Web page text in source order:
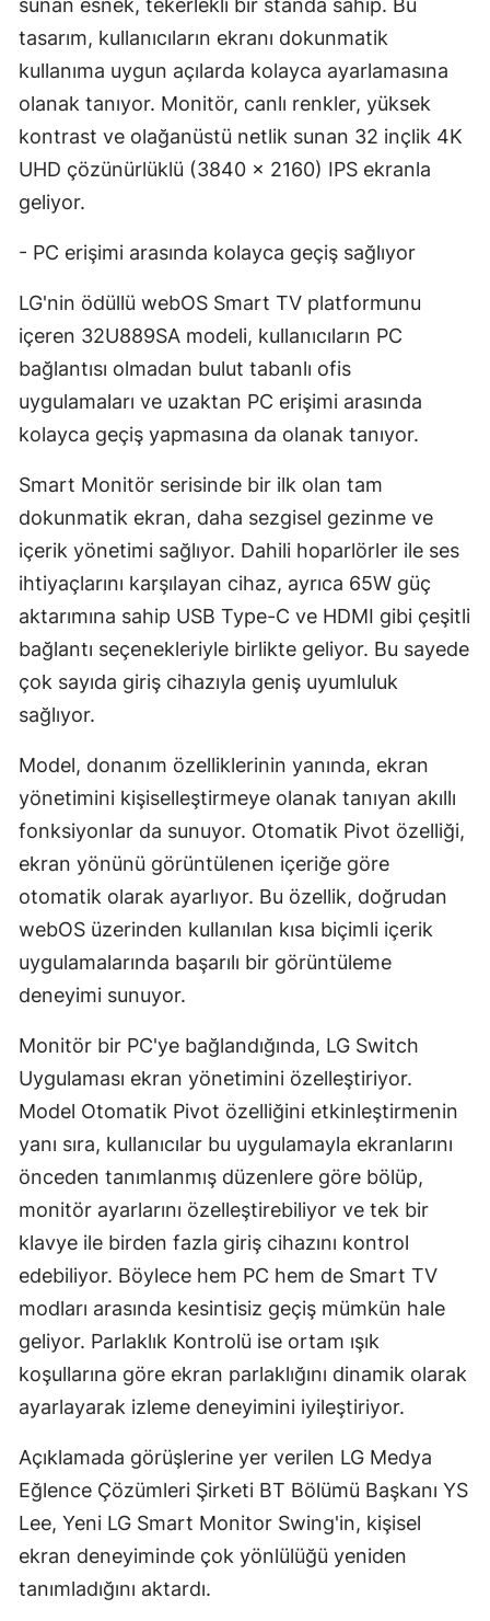
Malatya
Manisa
Kahramanmaraş
Mardin
Muş
Nevşehir
Niğde
Ordu
Rize
Sakarya
Samsun
Siirt
Sinop
Sivas
Trabzon
Tunceli
Şanlıurfa
Uşak
Van
Zonguldak
Aksaray
Bayburt
Karaman
Kırıkkale
Batman
Şırnak
Bartın
Ardahan
Iğdır
Yalova
Karabük
sunan esnek, tekerlekli bir standa sahip. Bu
tasarım, kullanıcıların ekranı dokunmatik
kullanıma uygun açılarda kolayca ayarlamasına
olanak tanıyor. Monitör, canlı renkler, yüksek
kontrast ve olağanüstü netlik sunan 32 inçlik 4K
UHD çözünürlüklü (3840 x 2160) IPS ekranla
geliyor.
- PC erişimi arasında kolayca geçiş sağlıyor
LG'nin ödüllü webOS Smart TV platformunu
içeren 32U889SA modeli, kullanıcıların PC
bağlantısı olmadan bulut tabanlı ofis
uygulamaları ve uzaktan PC erişimi arasında
kolayca geçiş yapmasına da olanak tanıyor.
Smart Monitör serisinde bir ilk olan tam
dokunmatik ekran, daha sezgisel gezinme ve
içerik yönetimi sağlıyor. Dahili hoparlörler ile ses
ihtiyaçlarını karşılayan cihaz, ayrıca 65W güç
aktarımına sahip USB Type-C ve HDMI gibi çeşitli
bağlantı seçenekleriyle birlikte geliyor. Bu sayede
çok sayıda giriş cihazıyla geniş uyumluluk
sağlıyor.
Model, donanım özelliklerinin yanında, ekran
yönetimini kişiselleştirmeye olanak tanıyan akıllı
fonksiyonlar da sunuyor. Otomatik Pivot özelliği,
ekran yönünü görüntülenen içeriğe göre
otomatik olarak ayarlıyor. Bu özellik, doğrudan
webOS üzerinden kullanılan kısa biçimli içerik
uygulamalarında başarılı bir görüntüleme
deneyimi sunuyor.
Monitör bir PC'ye bağlandığında, LG Switch
Uygulaması ekran yönetimini özelleştiriyor.
Model Otomatik Pivot özelliğini etkinleştirmenin
yanı sıra, kullanıcılar bu uygulamayla ekranlarını
önceden tanımlanmış düzenlere göre bölüp,
monitör ayarlarını özelleştirebiliyor ve tek bir
klavye ile birden fazla giriş cihazını kontrol
edebiliyor. Böylece hem PC hem de Smart TV
modları arasında kesintisiz geçiş mümkün hale
geliyor. Parlaklık Kontrolü ise ortam ışık
koşullarına göre ekran parlaklığını dinamik olarak
ayarlayarak izleme deneyimini iyileştiriyor.
Açıklamada görüşlerine yer verilen LG Medya
Eğlence Çözümleri Şirketi BT Bölümü Başkanı YS
Lee, Yeni LG Smart Monitor Swing'in, kişisel
ekran deneyiminde çok yönlülüğü yeniden
tanımladığını aktardı.